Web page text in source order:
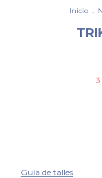
Inicio .
3
Guía de talles